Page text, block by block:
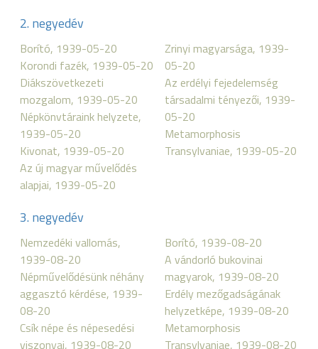
2. negyedév
Borító, 1939-05-20
Korondi fazék, 1939-05-20
Diákszövetkezeti
mozgalom, 1939-05-20
Népkönvtáraink helyzete,
1939-05-20
Kivonat, 1939-05-20
Az új magyar művelődés
alapjai, 1939-05-20
Zrinyi magyarsága, 1939-
05-20
Az erdélyi fejedelemség
társadalmi tényezői, 1939-
05-20
Metamorphosis
Transylvaniae, 1939-05-20
3. negyedév
Nemzedéki vallomás,
1939-08-20
Népművelődésünk néhány
aggasztó kérdése, 1939-
08-20
Csík népe és népesedési
viszonyai, 1939-08-20
Borító, 1939-08-20
A vándorló bukovinai
magyarok, 1939-08-20
Erdély mezőgadságának
helyzetképe, 1939-08-20
Metamorphosis
Transylvaniae, 1939-08-20